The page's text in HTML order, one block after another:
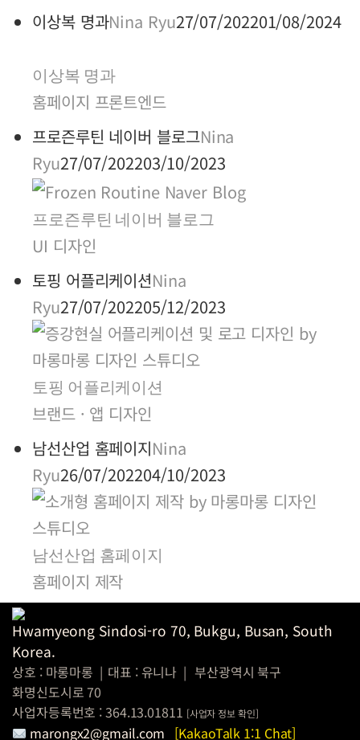
이상복 명과Nina Ryu27/07/202201/08/2024
이상복 명과
홈페이지 프론트엔드
프로즌루틴 네이버 블로그Nina
Ryu27/07/202203/10/2023
프로즌루틴 네이버 블로그
UI 디자인
토핑 어플리케이션Nina
Ryu27/07/202205/12/2023
토핑 어플리케이션
브랜드 · 앱 디자인
남선산업 홈페이지Nina
Ryu26/07/202204/10/2023
남선산업 홈페이지
홈페이지 제작
Hwamyeong Sindosi-ro 70, Bukgu, Busan, South
Korea.
상호 : 마롱마롱 | 대표 : 유니나 | 부산광역시 북구
화명신도시로 70
사업자등록번호 : 364.13.01811 [사업자 정보 확인]
marongx2@gmail.com [KakaoTalk 1:1 Chat]